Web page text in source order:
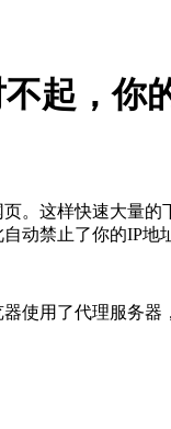
起，你
。这样快速大量
动禁止了你的IP
使用了代理服务